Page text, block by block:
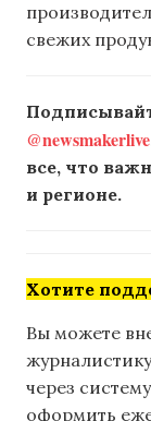
свежих
@newsmakerlive
все, что
и регионе.
Хотите
Вы можете
через
оформить